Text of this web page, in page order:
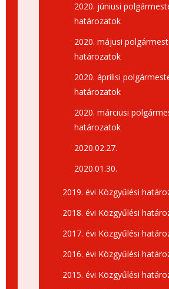
2020. júniusi
határozatok
2020. májusi
határozatok
2020. áprilisi
határozatok
2020. márciusi
határozatok
2020.02.27.
2020.01.30.
2019. évi Közgyűlési
2018. évi Közgyűlési
2017. évi Közgyűlési
2016. évi Közgyűlési
2015. évi Közgyűlési